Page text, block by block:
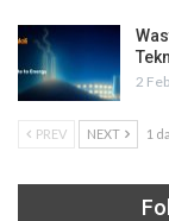
2
PREV NEXT 1